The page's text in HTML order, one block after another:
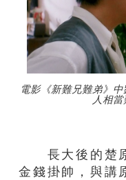
電影《新難兄難弟》
人相
長大後的楚原
金錢掛帥，與講